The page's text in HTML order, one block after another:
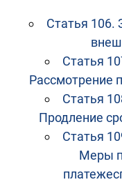
Статья 106.
Статья
Рассмотрение
Статья
Продление
Статья
Меры